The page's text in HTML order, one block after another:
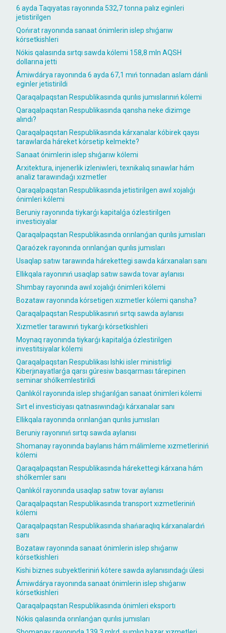
6 ayda Taqıyatas rayonında 532,7 tonna palız eginleri
jetistirilgen
Qońırat rayonında sanaat ónimlerin islep shıǵarıw
kórsetkishleri
Nókis qalasında sırtqı sawda kólemi 158,8 mln AQSH
dollarına jetti
Ámiwdárya rayonında 6 ayda 67,1 mıń tonnadan aslam dánli
eginler jetistirildi
Qaraqalpaqstan Respublikasında qurılıs jumıslarınıń kólemi
Qaraqalpaqstan Respublikasında qansha neke dizimge
alındı?
Qaraqalpaqstan Respublikasında kárxanalar kóbirek qaysı
tarawlarda háreket kórsetip kelmekte?
Sanaat ónimlerin islep shıǵarıw kólemi
Arxitektura, injenerlik izleniwleri, texnikalıq sınawlar hám
analiz tarawındaǵı xızmetler
Qaraqalpaqstan Respublikasında jetistirilgen awıl xojalıǵı
ónimleri kólemi
Beruniy rayonında tiykarǵı kapitalǵa ózlestirilgen
investiciyalar
Qaraqalpaqstan Respublikasında orınlanǵan qurılıs jumısları
Qaraózek rayonında orınlanǵan qurılıs jumısları
Usaqlap satıw tarawında hárekettegi sawda kárxanaları sanı
Ellikqala rayonınıń usaqlap satıw sawda tovar aylanısı
Shımbay rayonında awıl xojalıǵı ónimleri kólemi
Bozataw rayonında kórsetigen xızmetler kólemi qansha?
Qaraqalpaqstan Respublikasınıń sırtqı sawda aylanısı
Xızmetler tarawınıń tiykarǵı kórsetkishleri
Moynaq rayonında tiykarǵı kapitalǵa ózlestirilgen
investitsiyalar kólemi
Qaraqalpaqstan Respublikası Ishki isler ministrligi
Kiberjınayatlarǵa qarsı gúresiw basqarması tárepinen
seminar shólkemlestirildi
Qanlıkól rayonında islep shıǵarılǵan sanaat ónimleri kólemi
Sırt el investiciyası qatnasıwındaǵı kárxanalar sanı
Ellikqala rayonında orınlanǵan qurılıs jumısları
Beruniy rayonınıń sırtqı sawda aylanısı
Shomanay rayonında baylanıs hám málimleme xızmetleriniń
kólemi
Qaraqalpaqstan Respublikasında hárekettegi kárxana hám
shólkemler sanı
Qanlıkól rayonında usaqlap satıw tovar aylanısı
Qaraqalpaqstan Respublikasında transport xızmetleriniń
kólemi
Qaraqalpaqstan Respublikasında shańaraqlıq kárxanalardıń
sanı
Bozataw rayonında sanaat ónimlerin islep shıǵarıw
kórsetkishleri
Kishi biznes subyektleriniń kótere sawda aylanısındaǵı úlesi
Ámiwdárya rayonında sanaat ónimlerin islep shıǵarıw
kórsetkishleri
Qaraqalpaqstan Respublikasında ónimleri eksportı
Nókis qalasında orınlanǵan qurılıs jumısları